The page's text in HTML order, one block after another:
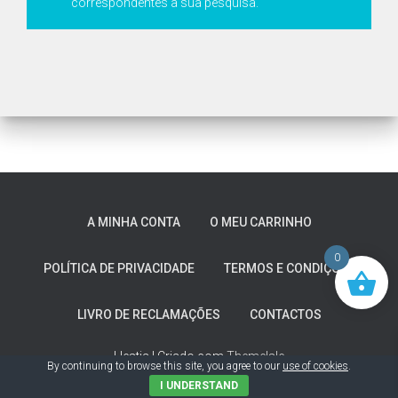
A MINHA CONTA O MEU CARRINHO
POLÍTICA DE PRIVACIDADE TERMOS E CONDIÇÕES
LIVRO DE RECLAMAÇÕES CONTACTOS
Hestia | Criado com ThemeIsle
By continuing to browse this site, you agree to our use of cookies.
I UNDERSTAND
0